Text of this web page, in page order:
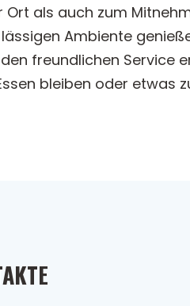
als auch zum
Ambiente
freundlichen Service
bleiben oder etwas